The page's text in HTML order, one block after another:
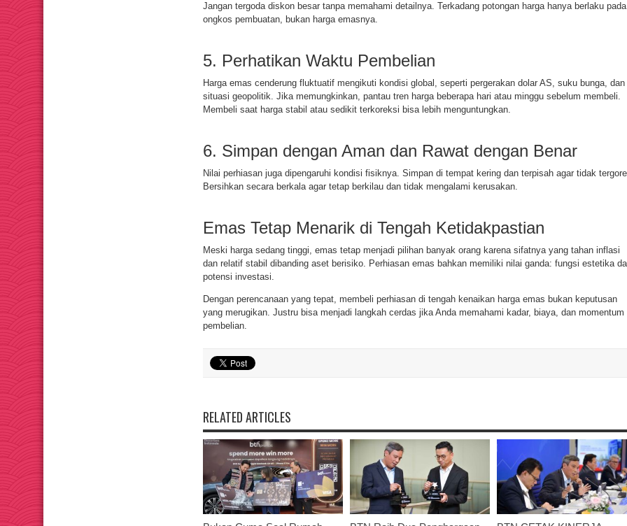
Jangan tergoda diskon besar tanpa memahami detailnya. Terkadang potongan harga hanya berlaku pada
ongkos pembuatan, bukan harga emasnya.
5. Perhatikan Waktu Pembelian
Harga emas cenderung fluktuatif mengikuti kondisi global, seperti pergerakan dolar AS, suku bunga, dan
situasi geopolitik. Jika memungkinkan, pantau tren harga beberapa hari atau minggu sebelum membeli.
Membeli saat harga stabil atau sedikit terkoreksi bisa lebih menguntungkan.
6. Simpan dengan Aman dan Rawat dengan Benar
Nilai perhiasan juga dipengaruhi kondisi fisiknya. Simpan di tempat kering dan terpisah agar tidak
Bersihkan secara berkala agar tetap berkilau dan tidak mengalami kerusakan.
Emas Tetap Menarik di Tengah Ketidakpastian
Meski harga sedang tinggi, emas tetap menjadi pilihan banyak orang karena sifatnya yang tahan inflasi
dan relatif stabil dibanding aset berisiko. Perhiasan emas bahkan memiliki nilai ganda: fungsi estetika
potensi investasi.
Dengan perencanaan yang tepat, membeli perhiasan di tengah kenaikan harga emas bukan keputusan
yang merugikan. Justru bisa menjadi langkah cerdas jika Anda memahami kadar, biaya, dan momentum
pembelian.
RELATED ARTICLES